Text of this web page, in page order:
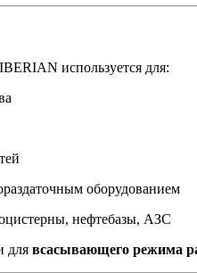
используется для:
оборудованием
нефтебазы, АЗС
для всасывающего режима